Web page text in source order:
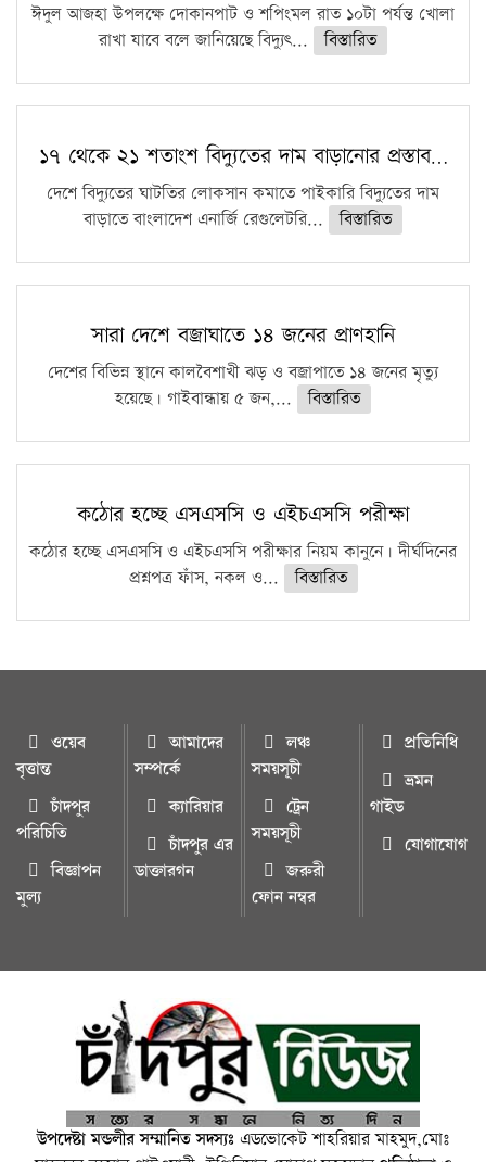
ঈদুল আজহা উপলক্ষে দোকানপাট ও শপিংমল রাত ১০টা পর্যন্ত খোলা
রাখা যাবে বলে জানিয়েছে বিদ্যুৎ...
বিস্তারিত
১৭ থেকে ২১ শতাংশ বিদ্যুতের দাম বাড়ানোর প্রস্তাব…
দেশে বিদ্যুতের ঘাটতির লোকসান কমাতে পাইকারি বিদ্যুতের দাম
বাড়াতে বাংলাদেশ এনার্জি রেগুলেটরি...
বিস্তারিত
সারা দেশে বজ্রাঘাতে ১৪ জনের প্রাণহানি
দেশের বিভিন্ন স্থানে কালবৈশাখী ঝড় ও বজ্রাপাতে ১৪ জনের মৃত্যু
হয়েছে। গাইবান্ধায় ৫ জন,...
বিস্তারিত
কঠোর হচ্ছে এসএসসি ও এইচএসসি পরীক্ষা
কঠোর হচ্ছে এসএসসি ও এইচএসসি পরীক্ষার নিয়ম কানুনে। দীর্ঘদিনের
প্রশ্নপত্র ফাঁস, নকল ও...
বিস্তারিত
ওয়েব
বৃত্তান্ত
চাঁদপুর
পরিচিতি
বিজ্ঞাপন
মুল্য
আমাদের
সম্পর্কে
ক্যারিয়ার
চাঁদপুর এর
ডাক্তারগন
লঞ্চ
সময়সূচী
ট্রেন
সময়সূচী
জরুরী
ফোন নম্বর
প্রতিনিধি
ভ্রমন
গাইড
যোগাযোগ
উপদেষ্টা মন্ডলীর সম্মানিত সদস্যঃ এডভোকেট শাহরিয়ার মাহমুদ,মোঃ